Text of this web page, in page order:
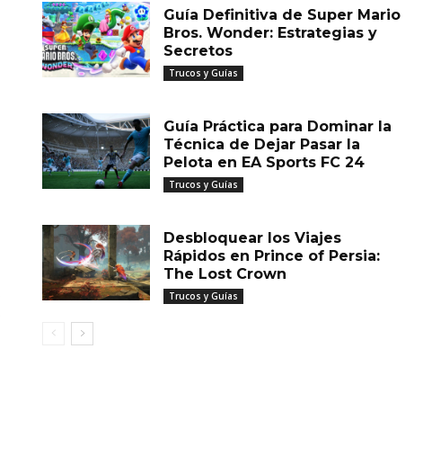
Guía Definitiva de Super Mario
Bros. Wonder: Estrategias y
Secretos
Trucos y Guías
Guía Práctica para Dominar la
Técnica de Dejar Pasar la
Pelota en EA Sports FC 24
Trucos y Guías
Desbloquear los Viajes
Rápidos en Prince of Persia:
The Lost Crown
Trucos y Guías